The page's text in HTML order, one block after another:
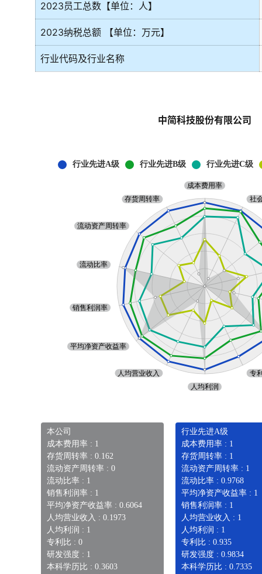
2023员工总数【单位：人】
2023纳税总额 【单位：万元】
行业代码及行业名称
中简科技股份有限公司
本公司
成本费用率 : 1
存货周转率 : 0.162
流动资产周转率 : 0
流动比率 : 1
销售利润率 : 1
平均净资产收益率 : 0.6064
人均营业收入 : 0.1973
人均利润 : 1
专利比 : 0
研发强度 : 1
本科学历比 : 0.3603
行业先进A级
成本费用率 : 1
存货周转率 : 1
流动资产周转率 : 1
流动比率 : 0.9768
平均净资产收益率 : 1
销售利润率 : 1
人均营业收入 : 1
人均利润 : 1
专利比 : 0.935
研发强度 : 0.9834
本科学历比 : 0.7335